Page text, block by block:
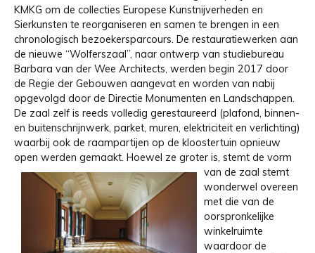
KMKG om de collecties Europese Kunstnijverheden en
Sierkunsten te reorganiseren en samen te brengen in een
chronologisch bezoekersparcours. De restauratiewerken aan
de nieuwe “Wolferszaal”, naar ontwerp van studiebureau
Barbara van der Wee Architects, werden begin 2017 door
de Regie der Gebouwen aangevat en worden van nabij
opgevolgd door de Directie Monumenten en Landschappen.
De zaal zelf is reeds volledig gerestaureerd (plafond, binnen-
en buitenschrijnwerk, parket, muren, elektriciteit en verlichting)
waarbij ook de raampartijen op de kloostertuin opnieuw
open werden gemaakt. Hoewel ze groter is, stemt de vorm
van de zaal stemt
wonderwel overeen
met die van de
oorspronkelijke
winkelruimte
waardoor de